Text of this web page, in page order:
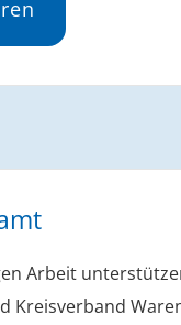
Arbeit
Kreisverband